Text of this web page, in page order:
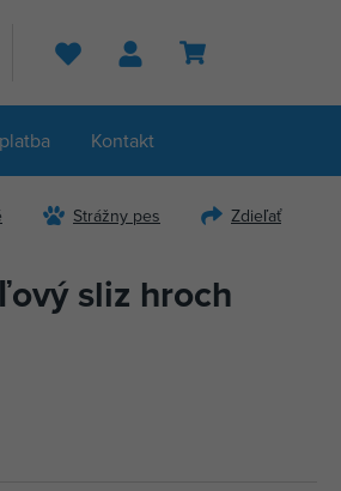
Hľadať
Kontakt
Strážny pes Zdieľať
sliz hroch